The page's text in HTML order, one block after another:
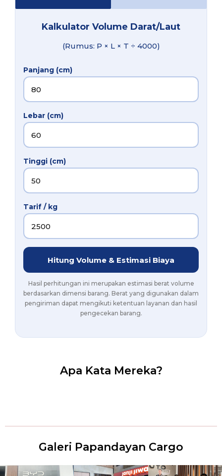
Kalkulator Volume Darat/Laut
(Rumus: P × L × T ÷ 4000)
Panjang (cm)
Lebar (cm)
Tinggi (cm)
Tarif / kg
Hitung Volume & Estimasi Biaya
Hasil perhitungan ini merupakan estimasi berat volume
berdasarkan dimensi barang. Berat yang digunakan dalam
pengiriman dapat mengikuti ketentuan layanan dan hasil
pengecekan barang.
Apa Kata Mereka?
Galeri Papandayan Cargo